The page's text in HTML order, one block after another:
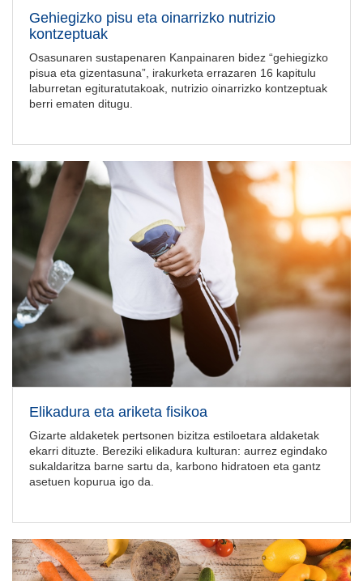
Gehiegizko pisu eta oinarrizko nutrizio
kontzeptuak
Osasunaren sustapenaren Kanpainaren bidez “gehiegizko
pisua eta gizentasuna”, irakurketa errazaren 16 kapitulu
laburretan egituratutakoak, nutrizio oinarrizko kontzeptuak
berri ematen ditugu.
Elikadura eta ariketa fisikoa
Gizarte aldaketek pertsonen bizitza estiloetara aldaketak
ekarri dituzte. Bereziki elikadura kulturan: aurrez egindako
sukaldaritza barne sartu da, karbono hidratoen eta gantz
asetuen kopurua igo da.